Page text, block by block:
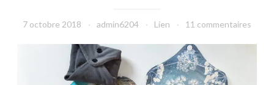
7 octobre 2018 admin6204 Lien 11 commentaires